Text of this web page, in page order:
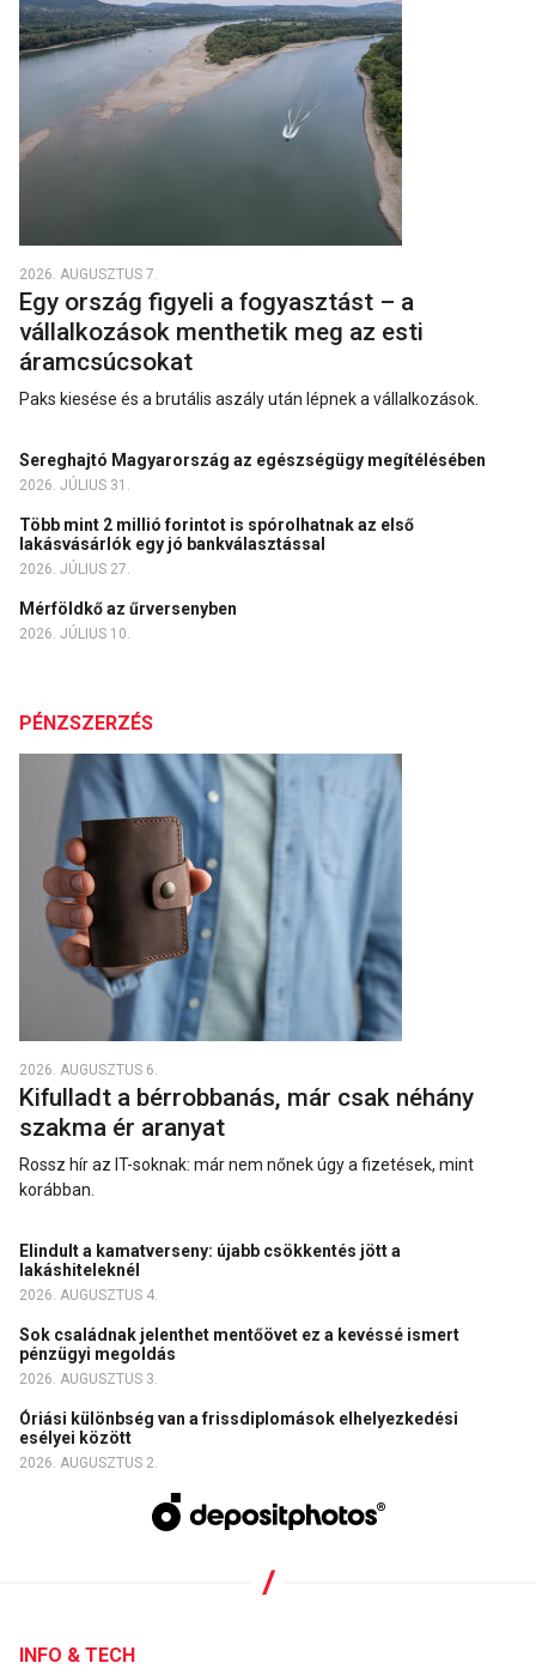
2026. AUGUSZTUS 7.
Egy ország figyeli a fogyasztást – a
vállalkozások menthetik meg az esti
áramcsúcsokat
Paks kiesése és a brutális aszály után lépnek a vállalkozások.
Sereghajtó Magyarország az egészségügy megítélésében
2026. JÚLIUS 31.
Több mint 2 millió forintot is spórolhatnak az első
lakásvásárlók egy jó bankválasztással
2026. JÚLIUS 27.
Mérföldkő az űrversenyben
2026. JÚLIUS 10.
PÉNZSZERZÉS
2026. AUGUSZTUS 6.
Kifulladt a bérrobbanás, már csak néhány
szakma ér aranyat
Rossz hír az IT-soknak: már nem nőnek úgy a fizetések, mint
korábban.
Elindult a kamatverseny: újabb csökkentés jött a
lakáshiteleknél
2026. AUGUSZTUS 4.
Sok családnak jelenthet mentőövet ez a kevéssé ismert
pénzügyi megoldás
2026. AUGUSZTUS 3.
Óriási különbség van a frissdiplomások elhelyezkedési
esélyei között
2026. AUGUSZTUS 2.
INFO & TECH